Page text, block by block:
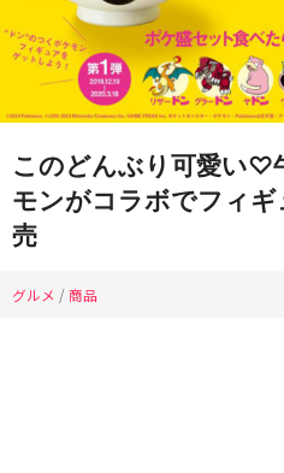
このどんぶり可愛い♡
モンがコラボでフィ
売
グルメ /商品